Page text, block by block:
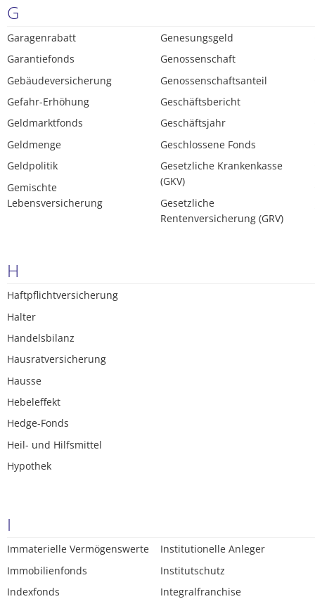
G
Garagenrabatt
Garantiefonds
Gebäudeversicherung
Gefahr-Erhöhung
Geldmarktfonds
Geldmenge
Geldpolitik
Gemischte
Lebensversicherung
Genesungsgeld
Genossenschaft
Genossenschaftsanteil
Geschäftsbericht
Geschäftsjahr
Geschlossene Fonds
Gesetzliche Krankenkasse
(GKV)
Gesetzliche
Rentenversicherung (GRV)
H
Haftpflichtversicherung
Halter
Handelsbilanz
Hausratversicherung
Hausse
Hebeleffekt
Hedge-Fonds
Heil- und Hilfsmittel
Hypothek
I
Immaterielle Vermögenswerte
Immobilienfonds
Indexfonds
Institutionelle Anleger
Institutschutz
Integralfranchise